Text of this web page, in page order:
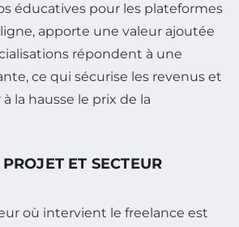
éducatives pour les plateformes
apporte une valeur ajoutée
répondent à une
ce qui sécurise les revenus et
la hausse le prix de la
ET SECTEUR
où intervient le freelance est